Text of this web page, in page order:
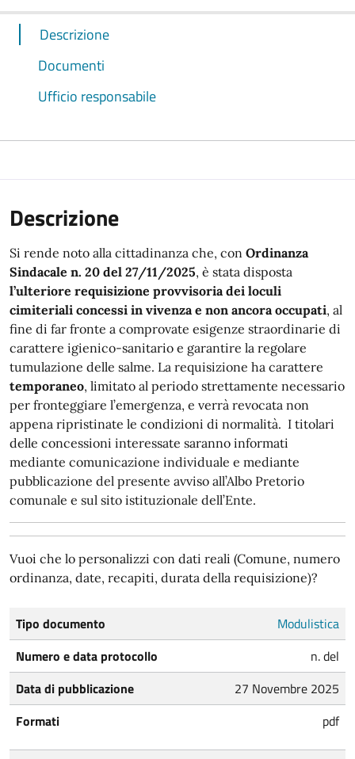
Descrizione
Documenti
Ufficio responsabile
Descrizione
Si rende noto alla cittadinanza che, con Ordinanza
Sindacale n. 20 del 27/11/2025, è stata disposta
l’ulteriore requisizione provvisoria dei loculi
cimiteriali concessi in vivenza e non ancora occupati, al
fine di far fronte a comprovate esigenze straordinarie di
carattere igienico-sanitario e garantire la regolare
tumulazione delle salme. La requisizione ha carattere
temporaneo, limitato al periodo strettamente necessario
per fronteggiare l’emergenza, e verrà revocata non
appena ripristinate le condizioni di normalità. I titolari
delle concessioni interessate saranno informati
mediante comunicazione individuale e mediante
pubblicazione del presente avviso all’Albo Pretorio
comunale e sul sito istituzionale dell’Ente.
Vuoi che lo personalizzi con dati reali (Comune, numero
ordinanza, date, recapiti, durata della requisizione)?
Tipo documento
Modulistica
Numero e data protocollo
n. del
Data di pubblicazione
27 Novembre 2025
Formati
pdf